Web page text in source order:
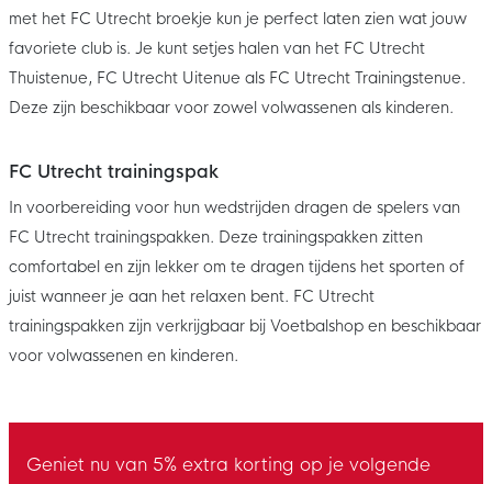
met het FC Utrecht broekje kun je perfect laten zien wat jouw
favoriete club is. Je kunt setjes halen van het FC Utrecht
Thuistenue, FC Utrecht Uitenue als FC Utrecht Trainingstenue.
Deze zijn beschikbaar voor zowel volwassenen als kinderen.
FC Utrecht trainingspak
In voorbereiding voor hun wedstrijden dragen de spelers van
FC Utrecht trainingspakken. Deze trainingspakken zitten
comfortabel en zijn lekker om te dragen tijdens het sporten of
juist wanneer je aan het relaxen bent. FC Utrecht
trainingspakken zijn verkrijgbaar bij Voetbalshop en beschikbaar
voor volwassenen en kinderen.
Geniet nu van 5% extra korting op je volgende